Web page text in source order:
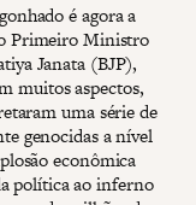
é agora a
Primeiro Ministro
Janata (BJP),
muitos aspectos,
uma série de
genocidas a nível
econômica
política ao inferno